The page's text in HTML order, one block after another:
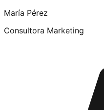
María Pérez
Consultora Marketing